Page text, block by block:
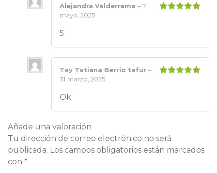
Alejandra Valderrama –7
mayo, 2025
5
Tay Tatiana Berrio tafur –
31 marzo, 2025
Ok
Añade una valoración
Tu dirección de correo electrónico no será
publicada. Los campos obligatorios están marcados
con *